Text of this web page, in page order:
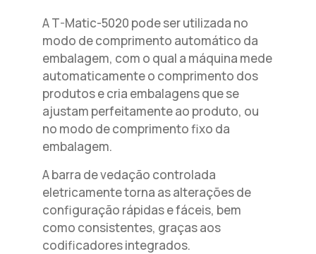
A T-Matic-5020 pode ser utilizada no
modo de comprimento automático da
embalagem, com o qual a máquina mede
automaticamente o comprimento dos
produtos e cria embalagens que se
ajustam perfeitamente ao produto, ou
no modo de comprimento fixo da
embalagem.
A barra de vedação controlada
eletricamente torna as alterações de
configuração rápidas e fáceis, bem
como consistentes, graças aos
codificadores integrados.